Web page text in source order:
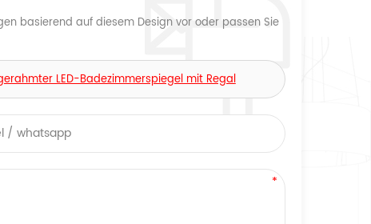
basierend auf diesem Design vor oder passen Sie
LED-Badezimmerspiegel mit Regal